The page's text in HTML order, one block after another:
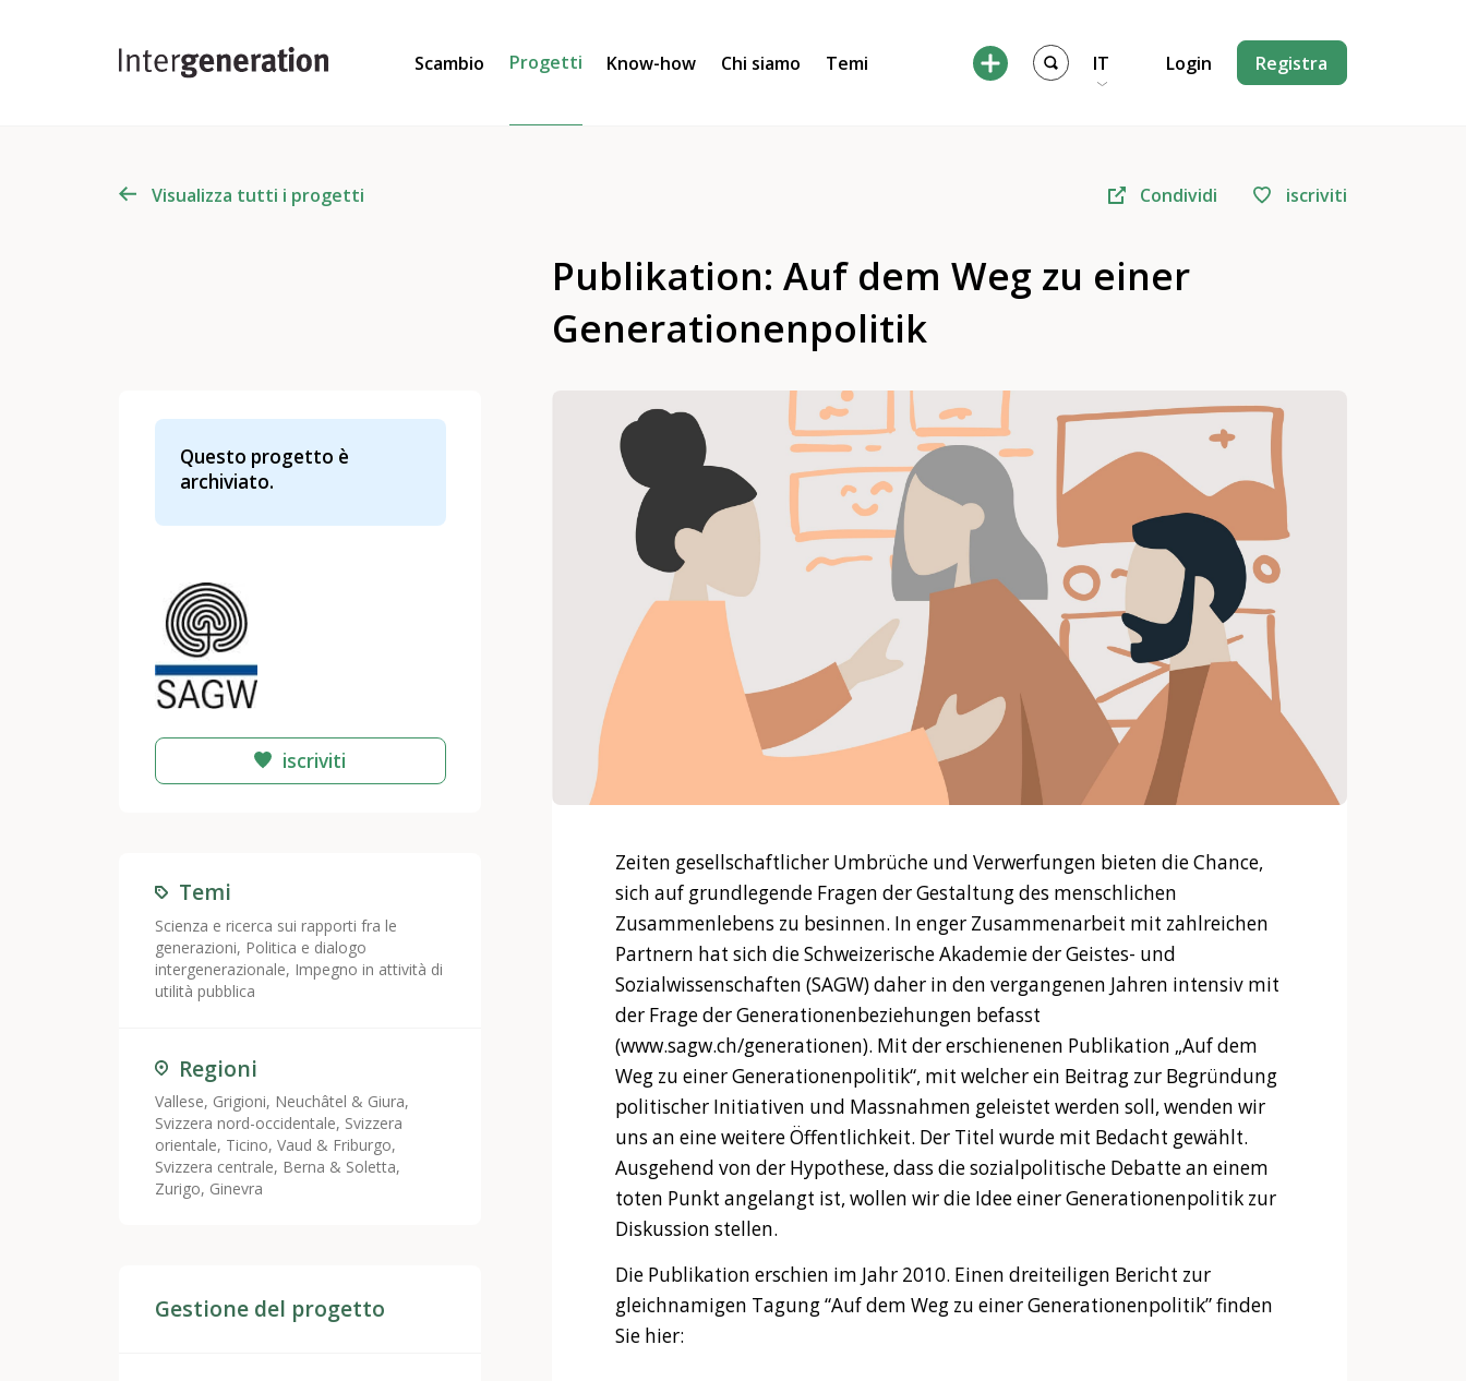
Scambio Progetti Know-how Chi siamo Temi IT Login Registra
Visualizza tutti i progetti Condividi iscriviti
Publikation: Auf dem Weg zu einer
Generationenpolitik
Questo progetto è
archiviato.
iscriviti
Temi
Scienza e ricerca sui rapporti fra le
generazioni, Politica e dialogo
intergenerazionale, Impegno in attività di
utilità pubblica
Regioni
Vallese, Grigioni, Neuchâtel & Giura,
Svizzera nord-occidentale, Svizzera
orientale, Ticino, Vaud & Friburgo,
Svizzera centrale, Berna & Soletta,
Zurigo, Ginevra
Gestione del progetto
Zeiten gesellschaftlicher Umbrüche und Verwerfungen bieten die Chance,
sich auf grundlegende Fragen der Gestaltung des menschlichen
Zusammenlebens zu besinnen. In enger Zusammenarbeit mit zahlreichen
Partnern hat sich die Schweizerische Akademie der Geistes- und
Sozialwissenschaften (SAGW) daher in den vergangenen Jahren intensiv mit
der Frage der Generationenbeziehungen befasst
(www.sagw.ch/generationen). Mit der erschienenen Publikation „Auf dem
Weg zu einer Generationenpolitik“, mit welcher ein Beitrag zur Begründung
politischer Initiativen und Massnahmen geleistet werden soll, wenden wir
uns an eine weitere Öffentlichkeit. Der Titel wurde mit Bedacht gewählt.
Ausgehend von der Hypothese, dass die sozialpolitische Debatte an einem
toten Punkt angelangt ist, wollen wir die Idee einer Generationenpolitik zur
Diskussion stellen.
Die Publikation erschien im Jahr 2010. Einen dreiteiligen Bericht zur
gleichnamigen Tagung “Auf dem Weg zu einer Generationenpolitik” finden
Sie hier: